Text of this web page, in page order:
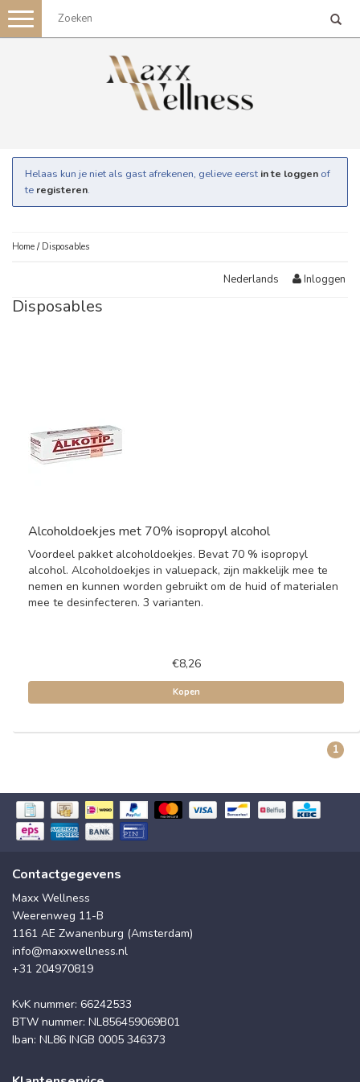
Toggle
navigation
Helaas kun je niet als gast afrekenen, gelieve eerst in te loggen of
te registeren.
Home / Disposables
Nederlands Inloggen
Disposables
Alcoholdoekjes met 70% isopropyl alcohol
Voordeel pakket alcoholdoekjes. Bevat 70 % isopropyl
alcohol. Alcoholdoekjes in valuepack, zijn makkelijk mee te
nemen en kunnen worden gebruikt om de huid of materialen
mee te desinfecteren. 3 varianten.
€8,26
Kopen
1
Contactgegevens
Maxx Wellness
Weerenweg 11-B
1161 AE Zwanenburg (Amsterdam)
info@maxxwellness.nl
+31 204970819
KvK nummer: 66242533
BTW nummer: NL856459069B01
Iban: NL86 INGB 0005 346373